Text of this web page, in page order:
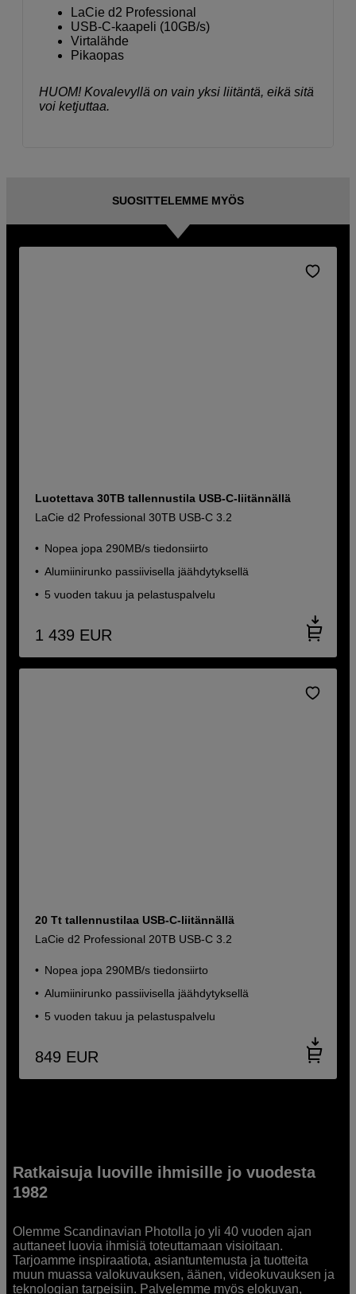
LaCie d2 Professional
USB-C-kaapeli (10GB/s)
Virtalähde
Pikaopas
HUOM! Kovalevyllä on vain yksi liitäntä, eikä sitä
voi ketjuttaa.
SUOSITTELEMME MYÖS
Luotettava 30TB tallennustila USB-C-liitännällä
LaCie d2 Professional 30TB USB-C 3.2
Nopea jopa 290MB/s tiedonsiirto
Alumiinirunko passiivisella jäähdytyksellä
5 vuoden takuu ja pelastuspalvelu
1 439 EUR
20 Tt tallennustilaa USB-C-liitännällä
LaCie d2 Professional 20TB USB-C 3.2
Nopea jopa 290MB/s tiedonsiirto
Alumiinirunko passiivisella jäähdytyksellä
5 vuoden takuu ja pelastuspalvelu
849 EUR
Ratkaisuja luoville ihmisille jo vuodesta
1982
Olemme Scandinavian Photolla jo yli 40 vuoden ajan
auttaneet luovia ihmisiä toteuttamaan visioitaan.
Tarjoamme inspiraatiota, asiantuntemusta ja tuotteita
muun muassa valokuvauksen, äänen, videokuvauksen ja
teknologian tarpeisiin. Palvelemme myös elokuvan,